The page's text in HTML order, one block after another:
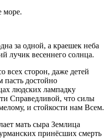
море.
за одной, а краешек неба
лучик весеннего солнца.
всех сторон, даже детей
пасть достойно
людских лампадку
Справедливой, что силы
и стойкости нам Всем.
мать сыра Землица
принёсших смерть